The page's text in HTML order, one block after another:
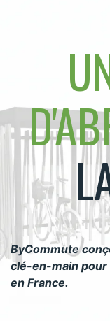
ByCommute
clé-en-main
en France.